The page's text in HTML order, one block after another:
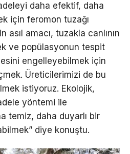
daha efektif, daha
için feromon tuzağı
asıl amacı, tuzakla canlının
ve popülasyonun tespit
engelleyebilmek için
Üreticilerimizi de bu
istiyoruz. Ekolojik,
yöntemi ile
temiz, daha duyarlı bir
diye konuştu.